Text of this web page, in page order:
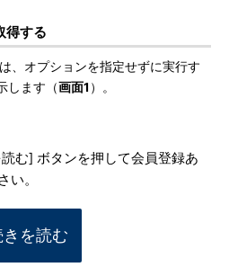
得する
、オプションを指定せずに実行す
します（画面1 ）。
む] ボタンを押して会員登録あ
い。
きを読む